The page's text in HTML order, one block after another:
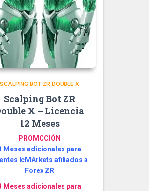
SCALPING BOT ZR DOUBLE X
Scalping Bot ZR
X – Licencia
12 Meses
PROMOCIÓN
Meses adicionales para
IcMArkets afiliados a
Forex ZR
Meses adicionales para